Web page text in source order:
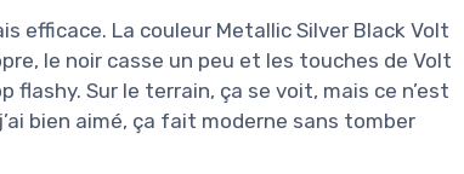
efficace. La couleur Metallic Silver Black Volt
le noir casse un peu et les touches de Volt
Sur le terrain, ça se voit, mais ce n’est
bien aimé, ça fait moderne sans tomber